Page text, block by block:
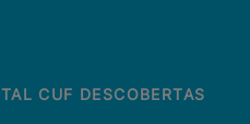
CUF DESCOBERTAS